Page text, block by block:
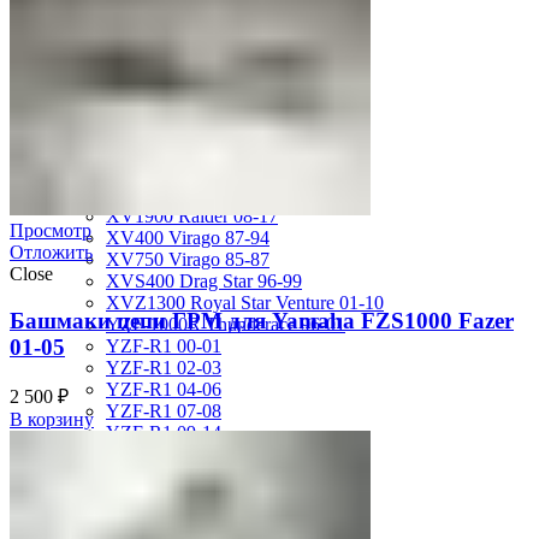
MT-09 14-17
TRX850 95-00
VMX12 V-max 88-07
XJ600S Diversion 92-04
XV1900 Raider 08-17
XV400 Virago 87-94
XV750 Virago 85-87
XVS400 Drag Star 96-99
XVZ1300 Royal Star Venture 01-10
YZF-1000R Thunderace 96-01
YZF-R1 00-01
YZF-R1 02-03
YZF-R1 04-06
YZF-R1 07-08
YZF-R1 09-14
YZF-R1 98-99
YZF-R6 06-07
Просмотр
Отложить
Close
Башмаки цепи ГРМ для Yamaha FZS1000 Fazer
01-05
2 500 ₽
В корзину